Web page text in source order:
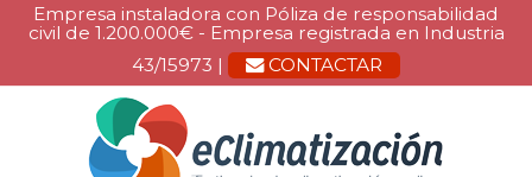
Empresa instaladora con Póliza de responsabilidad
civil de 1.200.000€ - Empresa registrada en Industria
43/15973 |
CONTACTAR